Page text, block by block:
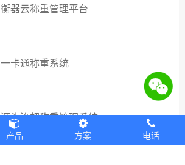
衡器云称重管理平台
一卡通称重系统
源头治超称重管理系统
产品 方案 电话